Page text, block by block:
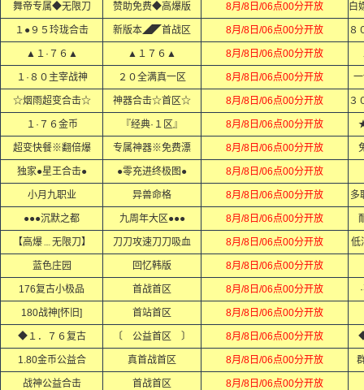
舞帝专属◆无限刀 赞助免费◆高爆版 8月/8日/06点00分开放
１●９５玲珑合击 新版本◢◤首战区 8月/8日/06点00分开放
▲１·７６▲ ▲１７６▲ 8月/8日/06点00分开放
１·８０主宰战神 ２０全满真一区 8月/8日/06点00分开放
☆烟雨超变合击☆ 神器合击☆首区☆ 8月/8日/06点00分开放
１·７６金币 『经典·１区』 8月/8日/06点00分开放
超变快餐※翻倍爆 专属神器※免费漂 8月/8日/06点00分开放
独家●星王合击● ●零充进终极图● 8月/8日/06点00分开放
小月九职业 异兽命格 8月/8日/06点00分开放 多
●●●沉默之都 九周年大区●●● 8月/8日/06点00分开放
【高爆﹍无限刀】 刀刀攻速刀刀吸血 8月/8日/06点00分开放 低
蓝色庄园 回忆韩版 8月/8日/06点00分开放
176复古小极品 首战首区 8月/8日/06点00分开放
180战神[怀旧] 首站首区 8月/8日/06点00分开放
◆１．７６复古 〔 公益首区 〕 8月/8日/06点00分开放
1.80金币公益合 真首战首区 8月/8日/06点00分开放
战神公益合击 首战首区 8月/8日/06点00分开放